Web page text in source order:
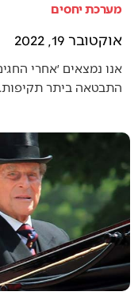
מערכת יחסים
אוקטובר 19, 2022
אנו נמצאים ׳אחרי
התבטאה ביתר